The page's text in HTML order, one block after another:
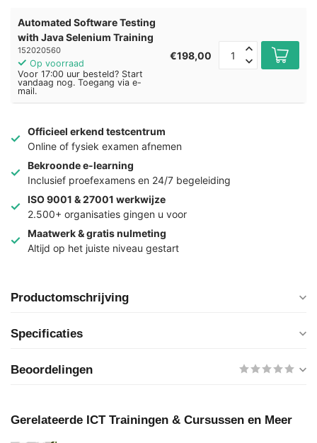
Automated Software Testing
with Java Selenium Training
152020560
Op voorraad
Voor 17:00 uur besteld? Start
vandaag nog. Toegang via e-
mail.
€198,00
Officieel erkend testcentrum
Online of fysiek examen afnemen
Bekroonde e-learning
Inclusief proefexamens en 24/7 begeleiding
ISO 9001 & 27001 werkwijze
2.500+ organisaties gingen u voor
Maatwerk & gratis nulmeting
Altijd op het juiste niveau gestart
Productomschrijving
Specificaties
Beoordelingen
Gerelateerde ICT Trainingen & Cursussen en Meer